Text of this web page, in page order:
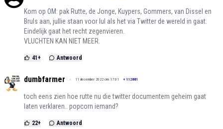
Kom op OM: pak Rutte, de Jonge, Kuypers, Gommers, van Dissel en
Bruls aan, jullie staan voor lul als het via Twitter de wereld in gaat.
Eindelijk gaat het recht zegenvieren.
VLUCHTEN KAN NIET MEER.
41 + Antwoord
dumbfarmer 11 december 2022 om 17:01 + 112881
toch eens zien hoe rutte nu die twitter documentem geheim gaat
laten verklaren.. popcorn iemand?
22+ Antwoord